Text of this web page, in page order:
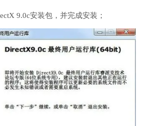
9.0c安装包，并完成安装；